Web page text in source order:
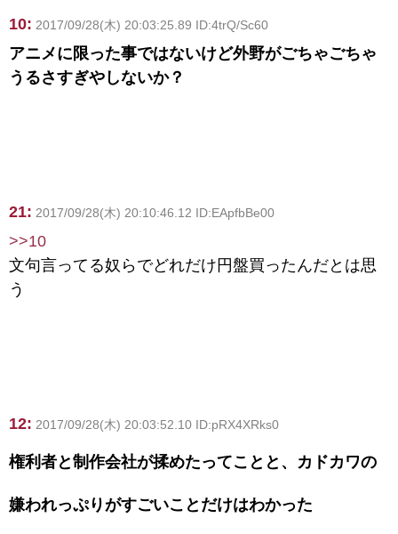
10: 2017/09/28(木) 20:03:25.89 ID:4trQ/Sc60
アニメに限った事ではないけど外野がごちゃごちゃ
うるさすぎやしないか？
21: 2017/09/28(木) 20:10:46.12 ID:EApfbBe00
>>10
文句言ってる奴らでどれだけ円盤買ったんだとは思
う
12: 2017/09/28(木) 20:03:52.10 ID:pRX4XRks0
権利者と制作会社が揉めたってことと、カドカワの
嫌われっぷりがすごいことだけはわかった